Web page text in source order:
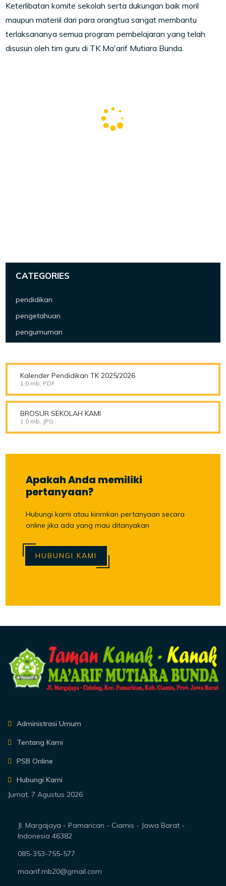
Keterlibatan komite sekolah serta dukungan baik moril
maupun materiil dari para orangtua sangat membantu
terlaksananya semua program pembelajaran yang telah
disusun oleh tim guru di TK Ma'arif Mutiara Bunda.
CATEGORIES
pendidikan
pengetahuan
pengumuman
Kalender Pendidikan TK 2025/2026
1,0 mb, PDF
BROSUR SEKOLAH KAMI
1.0 mb, JPG
Apakah Anda memiliki
pertanyaan?
Hubungi kami atau kirimkan pertanyaan secara
online jika ada yang mau ditanyakan
HUBUNGI KAMI
Administrasi Umum
Tentang Kami
PSB Online
Hubungi Kami
Jumat, 7 Agustus 2026
Jl. Margajaya - Pamarican - Ciamis - Jawa Barat -
Indonesia 46382
085-353-755-577
maarif.mb20@gmail.com